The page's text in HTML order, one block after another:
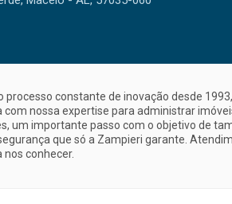
constante de inovação desde
nossa expertise para administrar
um importante passo com o objetivo de
que só a Zampieri garante.
nos conhecer.